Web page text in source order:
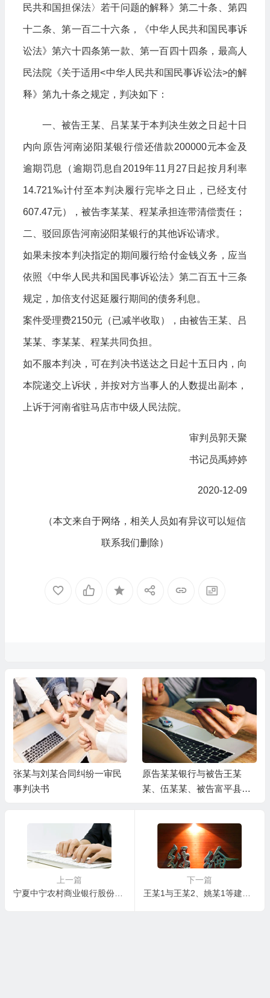
民共和国担保法〉若干问题的解释》第二十条、第四
十二条、第一百二十六条，《中华人民共和国民事诉
讼法》第六十四条第一款、第一百四十四条，最高人
民法院《关于适用<中华人民共和国民事诉讼法>的解
释》第九十条之规定，判决如下：
一、被告王某、吕某某于本判决生效之日起十日
内向原告河南泌阳某银行偿还借款200000元本金及
逾期罚息（逾期罚息自2019年11月27日起按月利率
14.721‰计付至本判决履行完毕之日止，已经支付
607.47元），被告李某某、程某承担连带清偿责任；
二、驳回原告河南泌阳某银行的其他诉讼请求。
如果未按本判决指定的期间履行给付金钱义务，应当
依照《中华人民共和国民事诉讼法》第二百五十三条
规定，加倍支付迟延履行期间的债务利息。
案件受理费2150元（已减半收取），由被告王某、吕
某某、李某某、程某共同负担。
如不服本判决，可在判决书送达之日起十五日内，向
本院递交上诉状，并按对方当事人的人数提出副本，
上诉于河南省驻马店市中级人民法院。
审判员郭天聚
书记员禹婷婷
2020-12-09
（本文来自于网络，相关人员如有异议可以短信
联系我们删除）
张某与刘某合同纠纷一审民
事判决书
原告某某银行与被告王某
某、伍某某、被告富平县某
上一篇
宁夏中宁农村商业银行股份有限公司与岳某、白某1等金融借款合同纠纷一审民事判决书
下一篇
王某1与王某2、姚某1等建设工程施工合同纠纷一审民事判决书